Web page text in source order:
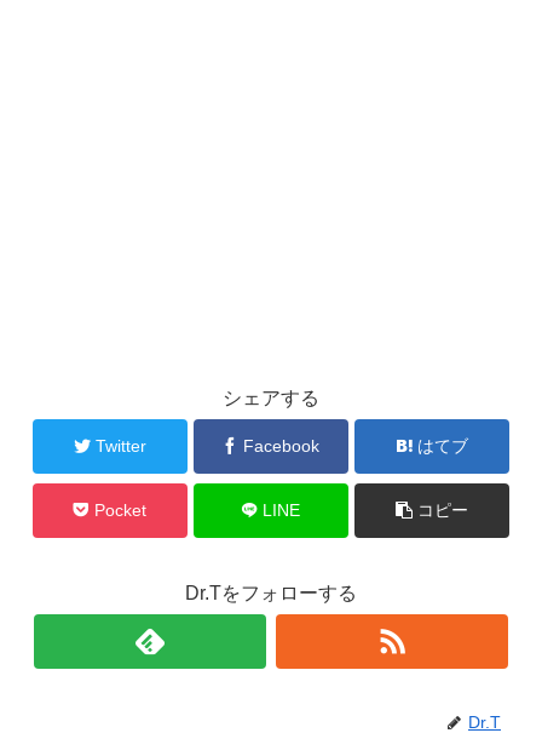
シェアする
Twitter Facebook はてブ
Pocket LINE コピー
Dr.Tをフォローする
Dr.T